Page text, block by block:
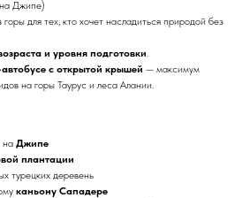
Джипе)
для тех, кто хочет насладиться природой без
и уровня подготовки.
с открытой крышей — максимум
на горы Таурус и леса Алании.
на Джипе
плантации
турецких деревень
каньону Сападере